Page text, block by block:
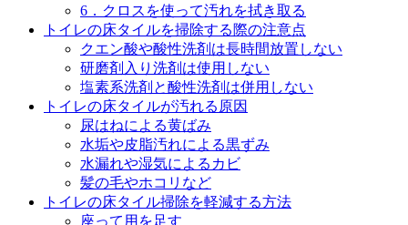
6．クロスを使って汚れを拭き取る
トイレの床タイルを掃除する際の注意点
クエン酸や酸性洗剤は長時間放置しない
研磨剤入り洗剤は使用しない
塩素系洗剤と酸性洗剤は併用しない
トイレの床タイルが汚れる原因
尿はねによる黄ばみ
水垢や皮脂汚れによる黒ずみ
水漏れや湿気によるカビ
髪の毛やホコリなど
トイレの床タイル掃除を軽減する方法
座って用を足す